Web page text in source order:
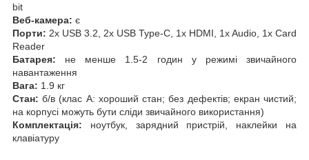
bit
Веб-камера: є
Порти: 2x USB 3.2, 2x USB Type-C, 1x HDMI, 1x Audio, 1x Card
Reader
Батарея: не менше 1.5-2 годин у режимі звичайного
навантаження
Вага: 1.9 кг
Стан: б/в (клас А: хороший стан; без дефектів; екран чистий;
на корпусі можуть бути сліди звичайного використання)
Комплектація: ноутбук, зарядний пристрій, наклейки на
клавіатуру